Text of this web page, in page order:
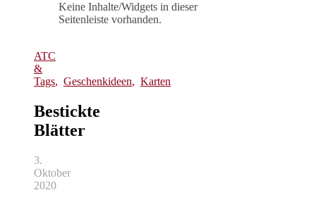
Keine Inhalte/Widgets in dieser
Seitenleiste vorhanden.
ATC
&
Tags, Geschenkideen, Karten
Bestickte
Blätter
3.
Oktober
2020